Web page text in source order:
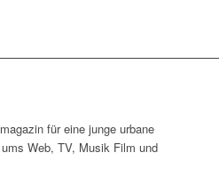
für eine junge urbane
Web, TV, Musik Film und